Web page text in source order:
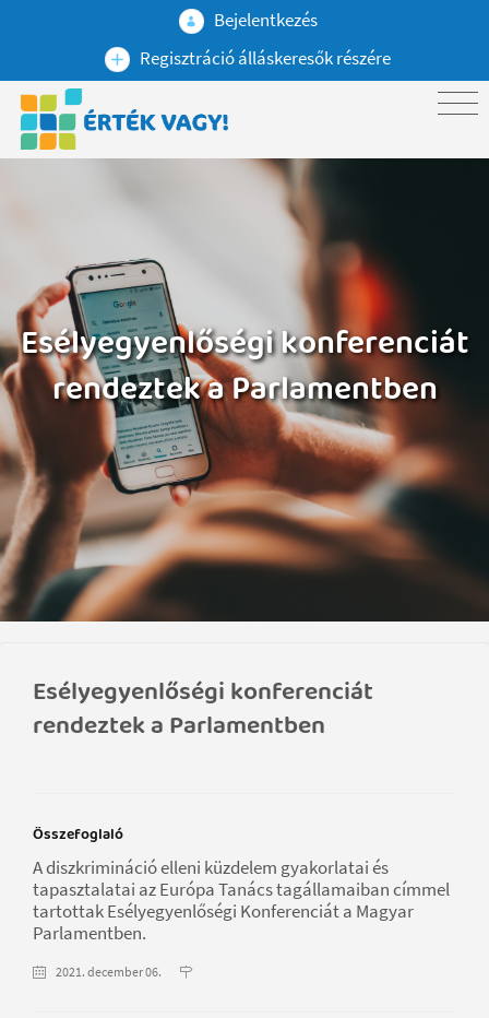
Bejelentkezés
Regisztráció álláskeresők részére
Esélyegyenlőségi konferenciát
rendeztek a Parlamentben
Esélyegyenlőségi konferenciát
rendeztek a Parlamentben
Összefoglaló
A diszkrimináció elleni küzdelem gyakorlatai és
tapasztalatai az Európa Tanács tagállamaiban címmel
tartottak Esélyegyenlőségi Konferenciát a Magyar
Parlamentben.
2021. december 06.